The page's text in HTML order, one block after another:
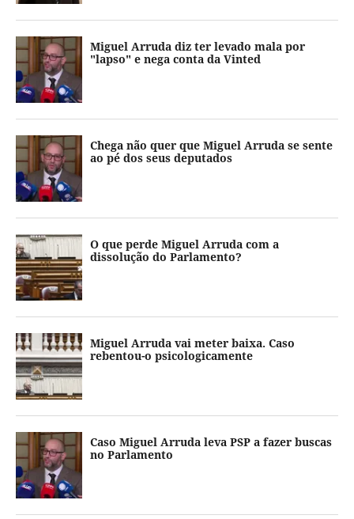
Miguel Arruda diz ter levado mala por
"lapso" e nega conta da Vinted
Chega não quer que Miguel Arruda se sente
ao pé dos seus deputados
O que perde Miguel Arruda com a
dissolução do Parlamento?
Miguel Arruda vai meter baixa. Caso
rebentou-o psicologicamente
Caso Miguel Arruda leva PSP a fazer buscas
no Parlamento